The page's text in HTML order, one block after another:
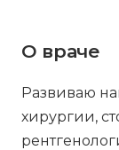
О враче
Развиваю
хирургии,